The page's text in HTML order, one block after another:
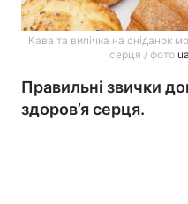
Кава та випічка на сніданок
серця / фото
Правильні звички
здоров’я серця.